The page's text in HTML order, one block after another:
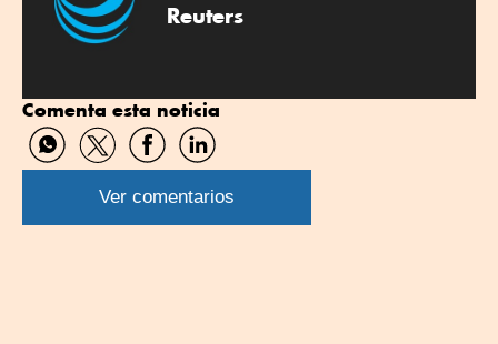
Reuters
Comenta esta noticia
Compartir
por
WhatsApp
Compartir
por
Twitter
Compartir
por
Facebook
Compartir
por
Linkedin
Ver comentarios